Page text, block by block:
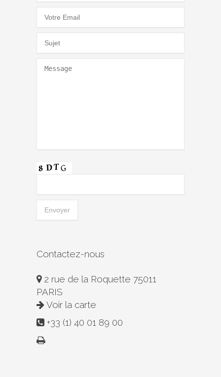
Contactez-nous
2 rue de la Roquette 75011
PARIS
Voir la carte
+33 (1) 40 01 89 00